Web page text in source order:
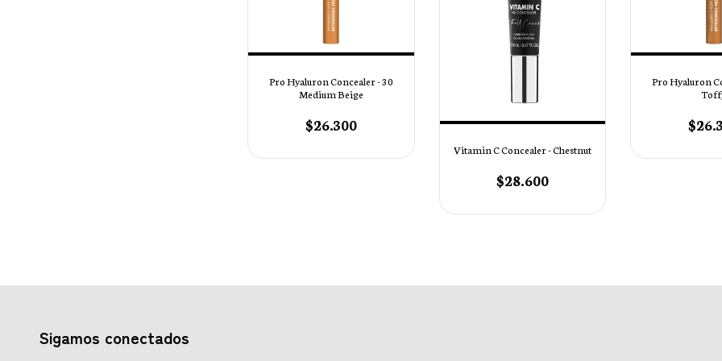
Pro Hyaluron Concealer - 30
Medium Beige
$26.300
Vitamin C Concealer - Chestnut
$28.600
Pro Hyaluron
Sigamos conectados